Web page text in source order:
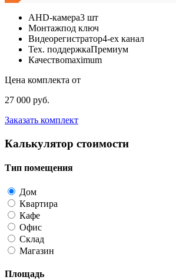
AHD-камера3 шт
Монтажпод ключ
Видеорегистратор4-ех канал
Тех. поддержкаПремиум
Качествоmaximum
Цена комплекта от
27 000 руб.
Заказать комплект
Калькулятор стоимости
Тип помещения
Дом
Квартира
Кафе
Офис
Склад
Магазин
Площадь